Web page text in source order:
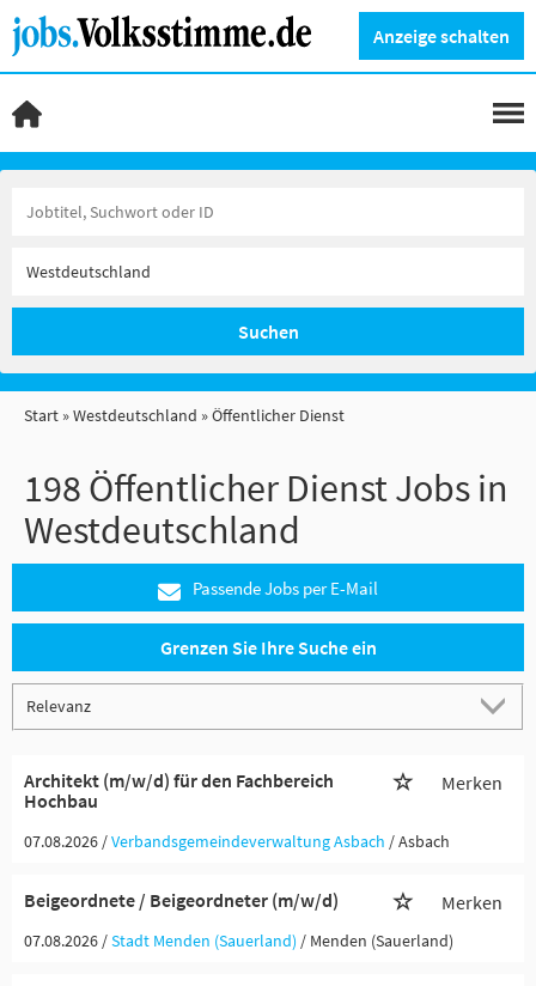
Anzeige schalten
Suchen
Start Westdeutschland Öffentlicher Dienst
198 Öffentlicher Dienst Jobs in
Westdeutschland
Passende Jobs per E-Mail
Grenzen Sie Ihre Suche ein
Architekt (m/w/d) für den Fachbereich
Hochbau
Merken
07.08.2026 /Verbandsgemeindeverwaltung Asbach / Asbach
Beigeordnete / Beigeordneter (m/w/d) Merken
07.08.2026 /Stadt Menden (Sauerland) / Menden (Sauerland)